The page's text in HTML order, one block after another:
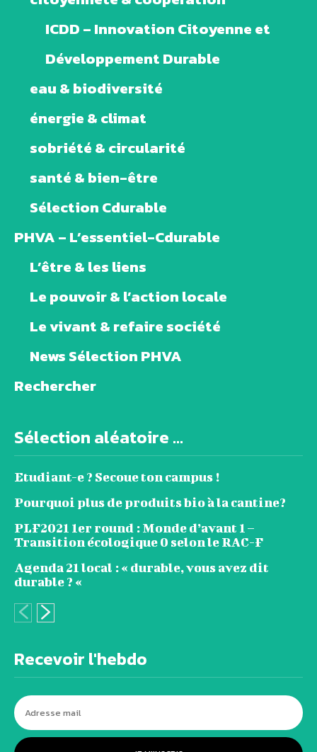
ICDD – Innovation Citoyenne et
Développement Durable
eau & biodiversité
énergie & climat
sobriété & circularité
santé & bien-être
Sélection Cdurable
PHVA – L’essentiel-Cdurable
L’être & les liens
Le pouvoir & l’action locale
Le vivant & refaire société
News Sélection PHVA
Rechercher
Sélection aléatoire ...
Etudiant-e ? Secoue ton campus !
Pourquoi plus de produits bio à la cantine?
PLF2021 1er round : Monde d’avant 1 –
Transition écologique 0 selon le RAC-F
Agenda 21 local : « durable, vous avez dit
durable ? «
Recevoir l'hebdo